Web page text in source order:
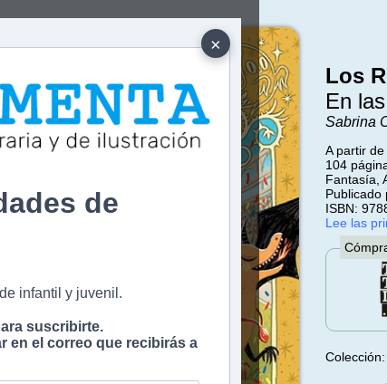
×
de
infantil y juvenil.
suscribirte.
en el correo que recibirás a
Los
En
Sabrina
A partir
104
Fantasía,
Publicado
ISBN:
Lee las
Colección: